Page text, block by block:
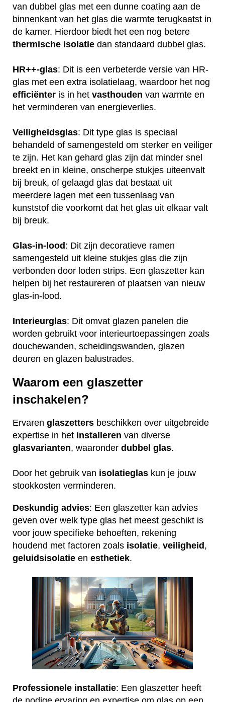
van dubbel glas met een dunne coating aan de
binnenkant van het glas die warmte terugkaatst in
de kamer. Hierdoor biedt het een nog betere
thermische isolatie dan standaard dubbel glas.
HR++-glas: Dit is een verbeterde versie van HR-
glas met een extra isolatielaag, waardoor het nog
efficiënter is in het vasthouden van warmte en
het verminderen van energieverlies.
Veiligheidsglas: Dit type glas is speciaal
behandeld of samengesteld om sterker en veiliger
te zijn. Het kan gehard glas zijn dat minder snel
breekt en in kleine, onscherpe stukjes uiteenvalt
bij breuk, of gelaagd glas dat bestaat uit
meerdere lagen met een tussenlaag van
kunststof die voorkomt dat het glas uit elkaar valt
bij breuk.
Glas-in-lood : Dit zijn decoratieve ramen
samengesteld uit kleine stukjes glas die zijn
verbonden door loden strips. Een glaszetter kan
helpen bij het restaureren of plaatsen van nieuw
glas-in-lood.
Interieurglas: Dit omvat glazen panelen die
worden gebruikt voor interieurtoepassingen zoals
douchewanden, scheidingswanden, glazen
deuren en glazen balustrades.
Waarom een glaszetter
inschakelen?
Ervaren glaszetters beschikken over uitgebreide
expertise in het installeren van diverse
glasvarianten, waaronder dubbel glas.
Door het gebruik van isolatieglas kun je jouw
stookkosten verminderen.
Deskundig advies: Een glaszetter kan advies
geven over welk type glas het meest geschikt is
voor jouw specifieke behoeften, rekening
houdend met factoren zoals isolatie, veiligheid,
geluidsisolatie en esthetiek.
Professionele installatie: Een glaszetter heeft